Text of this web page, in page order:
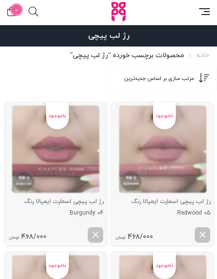
0
رژ لب پیچی
خانه محصولات برچسب خورده “رژ لب پیچی”
رژ لب پیچی اسمارت ایمپالا رنگ
Redwood 05
468/000 تومان
رژ لب پیچی اسمارت ایمپالا رنگ
Burgundy 04
468/000 تومان